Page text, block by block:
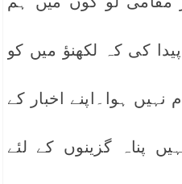
کی کہ لکھنؤ میں کو
ہوا۔اپنے اخبار کے
پناہ گزینوں کے لئے